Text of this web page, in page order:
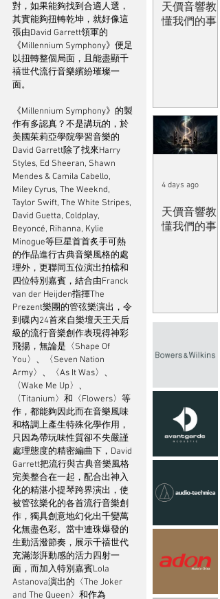
對，如果能夠找到合適人選，
其實能夠扭轉乾坤，就好像這
張由David Garrett領軍的
《Millennium Symphony》便足
以扭轉整個局面，且能盡顯千
禧世代流行音樂繽紛璀璨一
面。
《Millennium Symphony》的製
作有多認真？不是講玩的，於
美國茱莉亞學院學習音樂的
David Garrett除了找來Harry
Styles, Ed Sheeran, Shawn
Mendes & Camila Cabello,
Miley Cyrus, The Weeknd,
Taylor Swift, The White Stripes,
David Guetta, Coldplay,
Beyoncé, Rihanna, Kylie
Minogue等巨星首首炙手可熱
的作品進行古典音樂風格的處
理外，更聯同五位演出拍檔和
四位特別嘉賓，結合由Franck
van der Heijden指揮The
Prezent樂團的管弦樂演出，令
到碟內24首來自樂壇天王天后
級的流行音樂創作表現得神彩
飛揚，無論是〈Shape Of
You〉、〈Seven Nation
Army〉、〈As It Was〉、
〈Wake Me Up〉、
〈Titanium〉和〈Flowers〉等
作，都能夠因此而在音樂風味
和格調上產生特殊化學作用，
只因為帶玩味性質卻不失嚴謹
處理態度的精密編曲下，David
Garrett把流行與古典音樂風格
完美整合在一起，配合出神入
化的精湛小提琴跨界演出，使
被管弦樂化的各首流行音樂創
作，獨具創意地幻化出千變萬
化無盡色彩。當中連珠爆發的
生動活潑節奏，展示千禧世代
充滿澎湃動感的活力四射一
面，而加入特別嘉賓Lola
Astanova演出的〈The Joker
and The Queen〉和作為
天價音響教
懂我們的事
天價音響教
懂我們的事
4 days ago